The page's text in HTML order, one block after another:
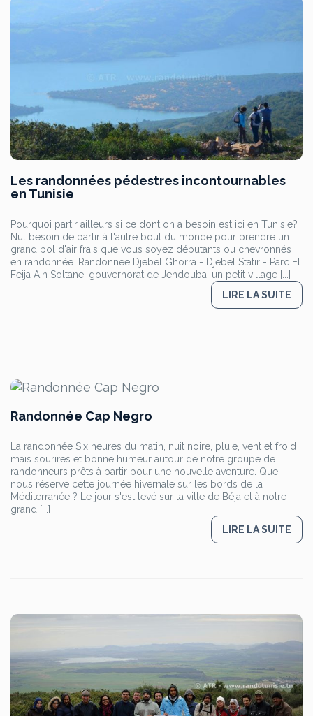
Les randonnées pédestres incontournables
en Tunisie
Pourquoi partir ailleurs si ce dont on a besoin est ici en Tunisie?
Nul besoin de partir à l'autre bout du monde pour prendre un
grand bol d'air frais que vous soyez débutants ou chevronnés
en randonnée. Randonnée Djebel Ghorra - Djebel Statir - Parc El
Feija Ain Soltane, gouvernorat de Jendouba, un petit village [...]
LIRE LA SUITE
Randonnée Cap Negro
La randonnée Six heures du matin, nuit noire, pluie, vent et froid
mais sourires et bonne humeur autour de notre groupe de
randonneurs prêts à partir pour une nouvelle aventure. Que
nous réserve cette journée hivernale sur les bords de la
Méditerranée ? Le jour s'est levé sur la ville de Béja et à notre
grand [...]
LIRE LA SUITE